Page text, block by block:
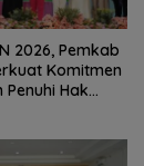
2026, Pemkab
Komitmen
Penuhi Hak